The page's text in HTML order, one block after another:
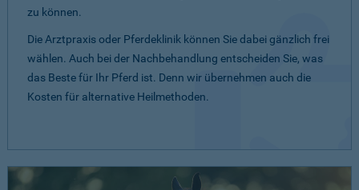
zu können.
Die Arztpraxis oder Pferdeklinik können Sie dabei gänzlich frei
wählen. Auch bei der Nachbehandlung entscheiden Sie, was
das Beste für Ihr Pferd ist. Denn wir übernehmen auch die
Kosten für alternative Heilmethoden.